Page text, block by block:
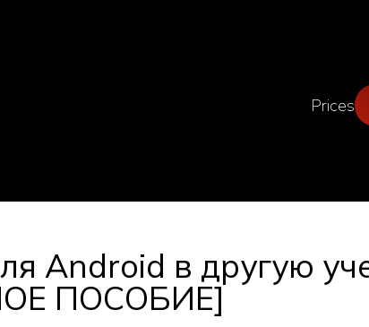
Prices
Android в другую
ПОСОБИЕ]